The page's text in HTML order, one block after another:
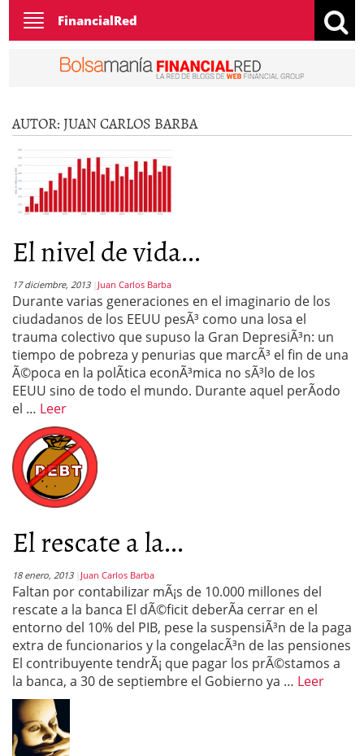
Toggle
navigation
FinancialRed
AUTOR: JUAN CARLOS BARBA
El nivel de vida...
17 diciembre, 2013 Juan Carlos Barba
Durante varias generaciones en el imaginario de los
ciudadanos de los EEUU pesÃ³ como una losa el
trauma colectivo que supuso la Gran DepresiÃ³n: un
tiempo de pobreza y penurias que marcÃ³ el fin de una
Ã©poca en la polÃ­tica econÃ³mica no sÃ³lo de los
EEUU sino de todo el mundo. Durante aquel perÃ­odo
el … Leer
El rescate a la...
18 enero, 2013 Juan Carlos Barba
Faltan por contabilizar mÃ¡s de 10.000 millones del
rescate a la banca El dÃ©ficit deberÃ­a cerrar en el
entorno del 10% del PIB, pese la suspensiÃ³n de la paga
extra de funcionarios y la congelacÃ³n de las pensiones
El contribuyente tendrÃ¡ que pagar los prÃ©stamos a
la banca, a 30 de septiembre el Gobierno ya … Leer